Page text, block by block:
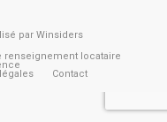
par Winsiders
renseignement locataire
Contact